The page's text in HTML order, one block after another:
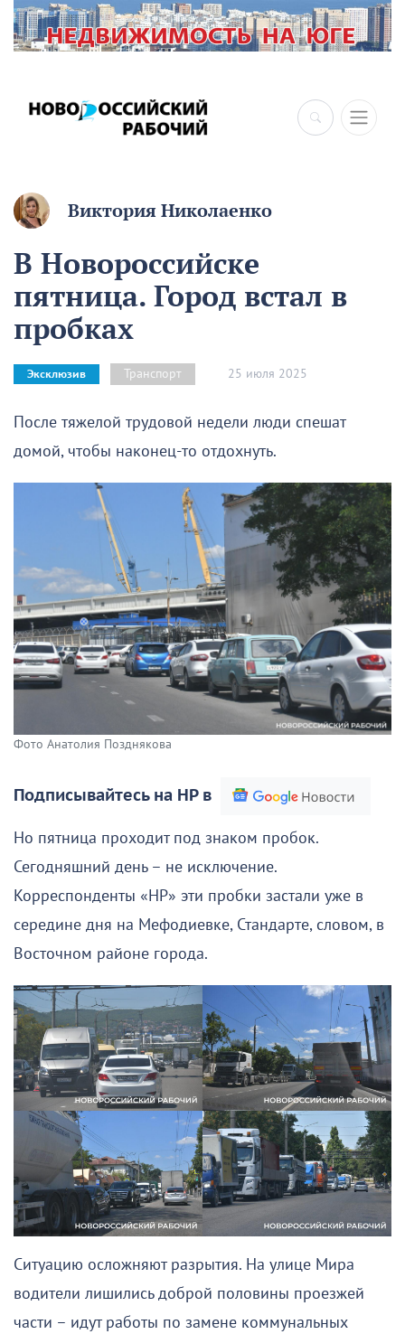
×
Виктория Николаенко
В Новороссийске
пятница. Город встал в
пробках
Эксклюзив Транспорт 25 июля 2025
После тяжелой трудовой недели люди спешат
домой, чтобы наконец-то отдохнуть.
Фото Анатолия Позднякова
Подписывайтесь на НР в
Но пятница проходит под знаком пробок.
Сегодняшний день – не исключение.
Корреспонденты «НР» эти пробки застали уже в
середине дня на Мефодиевке, Стандарте, словом, в
Восточном районе города.
Ситуацию осложняют разрытия. На улице Мира
водители лишились доброй половины проезжей
части – идут работы по замене коммунальных